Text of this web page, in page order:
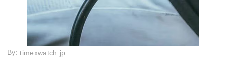
By:timexwatch.jp